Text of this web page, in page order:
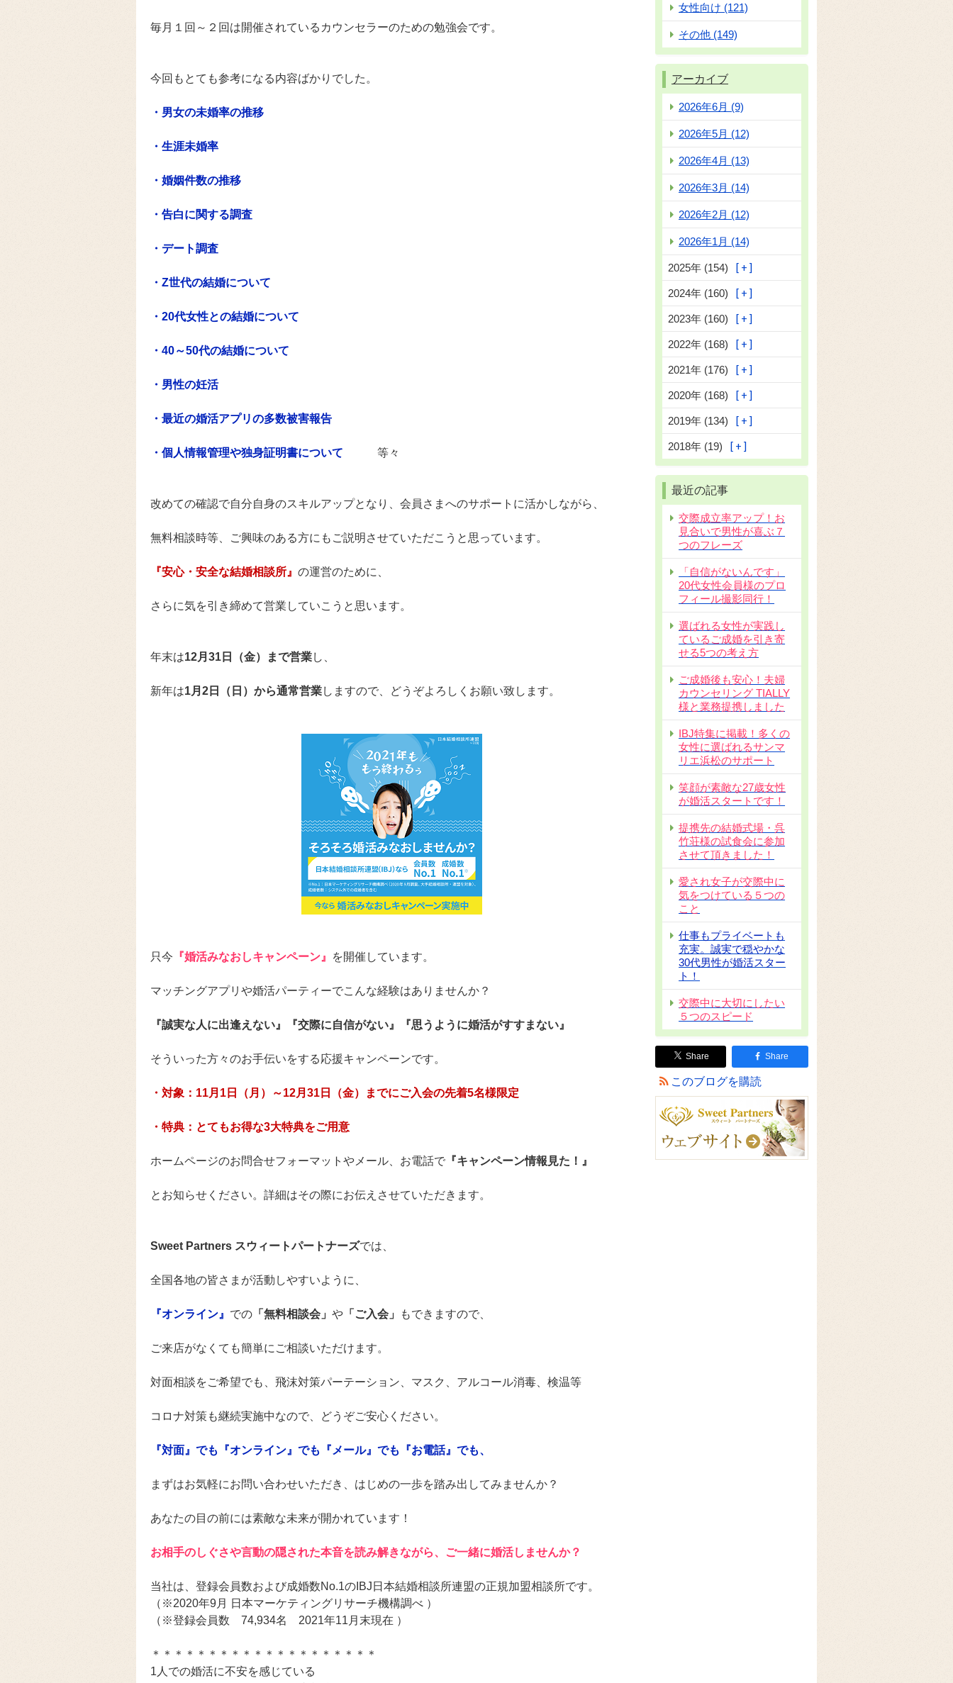
毎月１回～２回は開催されているカウンセラーのための勉強会です。
今回もとても参考になる内容ばかりでした。
・男女の未婚率の推移
・生涯未婚率
・婚姻件数の推移
・告白に関する調査
・デート調査
・Z世代の結婚について
・20代女性との結婚について
・40～50代の結婚について
・男性の妊活
・最近の婚活アプリの多数被害報告
・個人情報管理や独身証明書について 等々
改めての確認で自分自身のスキルアップとなり、会員さまへのサポートに活かしながら、
無料相談時等、ご興味のある方にもご説明させていただこうと思っています。
『安心・安全な結婚相談所』 の運営のために、
さらに気を引き締めて営業していこうと思います。
年末は12月31日（金）まで営業し、
新年は1月2日（日）から通常営業しますので、どうぞよろしくお願い致します。
只今 『婚活みなおしキャンペーン』 を開催しています。
マッチングアプリや婚活パーティーでこんな経験はありませんか？
『誠実な人に出逢えない』『交際に自信がない』『思うように婚活がすすまない』
そういった方々のお手伝いをする応援キャンペーンです。
・対象：11月1日（月）～12月31日（金）までにご入会の先着5名様限定
・特典：とてもお得な3大特典をご用意
ホームページのお問合せフォーマットやメール、お電話で 『キャンペーン情報見た！』
とお知らせください。詳細はその際にお伝えさせていただきます。
Sweet Partners スウィートパートナーズでは、
全国各地の皆さまが活動しやすいように、
『オンライン』 での 「無料相談会」 や 「ご入会」 もできますので、
ご来店がなくても簡単にご相談いただけます。
対面相談をご希望でも、飛沫対策パーテーション、マスク、アルコール消毒、検温等
コロナ対策も継続実施中なので、どうぞご安心ください。
『対面』でも『オンライン』でも『メール』でも『お電話』でも、
まずはお気軽にお問い合わせいただき、はじめの一歩を踏み出してみませんか？
あなたの目の前には素敵な未来が開かれています！
お相手のしぐさや言動の隠された本音を読み解きながら、ご一緒に婚活しませんか？
当社は、登録会員数および成婚数No.1のIBJ日本結婚相談所連盟の正規加盟相談所です。
（※2020年9月 日本マーケティングリサーチ機構調べ ）
（※登録会員数 74,934名 2021年11月末現在 ）
＊＊＊＊＊＊＊＊＊＊＊＊＊＊＊＊＊＊＊＊
1人での婚活に不安を感じている
女性向け (121)
その他 (149)
アーカイブ
2026年6月 (9)
2026年5月 (12)
2026年4月 (13)
2026年3月 (14)
2026年2月 (12)
2026年1月 (14)
2025年 (154)
2024年 (160)
2023年 (160)
2022年 (168)
2021年 (176)
2020年 (168)
2019年 (134)
2018年 (19)
最近の記事
交際成立率アップ！お
見合いで男性が喜ぶ７
つのフレーズ
「自信がないんです」
20代女性会員様のプロ
フィール撮影同行！
選ばれる女性が実践し
ているご成婚を引き寄
せる5つの考え方
ご成婚後も安心！夫婦
カウンセリング TIALLY
様と業務提携しました
IBJ特集に掲載！多くの
女性に選ばれるサンマ
リエ浜松のサポート
笑顔が素敵な27歳女性
が婚活スタートです！
提携先の結婚式場・呉
竹荘様の試食会に参加
させて頂きました！
愛され女子が交際中に
気をつけている５つの
こと
仕事もプライベートも
充実。誠実で穏やかな
30代男性が婚活スター
ト！
交際中に大切にしたい
５つのスピード
Share Share
このブログを購読